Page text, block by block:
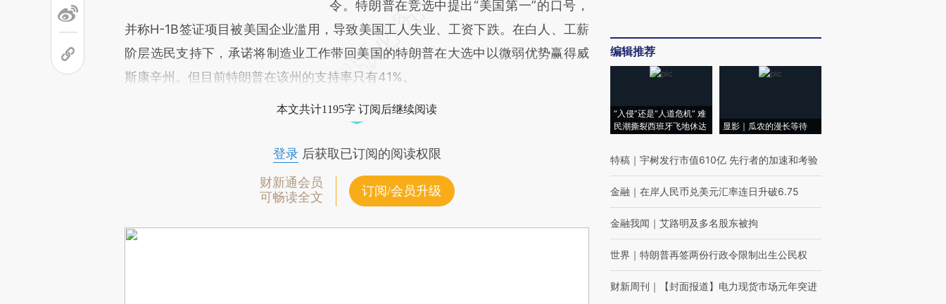
令。特朗普在竞选中提出“美国第一”的口号，
并称H-1B签证项目被美国企业滥用，导致美国工人失业、工资下跌。在白人、工薪
阶层选民支持下，承诺将制造业工作带回美国的特朗普在大选中以微弱优势赢得威
斯康辛州。但目前特朗普在该州的支持率只有41%。
本文共计1195字 订阅后继续阅读
登录后获取已订阅的阅读权限
财新通会员
可畅读全文
订阅/会员升级
编辑推荐
“入侵”还是“人道危机” 难
民潮撕裂西班牙飞地休达
显影｜瓜农的漫长等待
特稿 ｜ 宇树发行市值610亿 先行者的加速和考验
金融 ｜ 在岸人民币兑美元汇率连日升破6.75
金融我闻 ｜ 艾路明及多名股东被拘
世界 ｜ 特朗普再签两份行政令限制出生公民权
财新周刊 ｜ 【封面报道】电力现货市场元年突进